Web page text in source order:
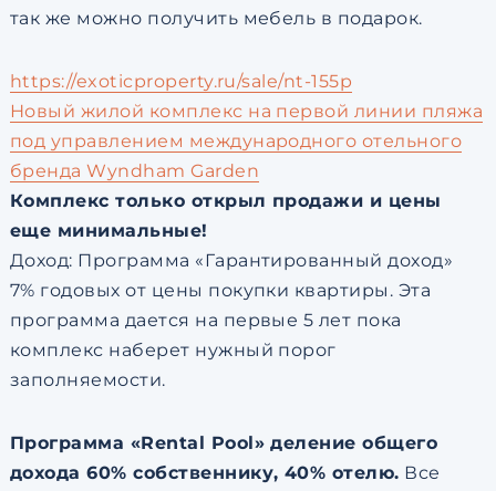
так же можно получить мебель в подарок.
https://exoticproperty.ru/sale/nt-155p
Новый жилой комплекс на первой линии пляжа
под управлением международного отельного
бренда Wyndham Garden
Комплекс только открыл продажи и цены
еще минимальные!
Доход: Программа «Гарантированный доход»
7% годовых от цены покупки квартиры. Эта
программа дается на первые 5 лет пока
комплекс наберет нужный порог
заполняемости.
Программа «Rental Pool» деление общего
дохода 60% собственнику, 40% отелю. Все